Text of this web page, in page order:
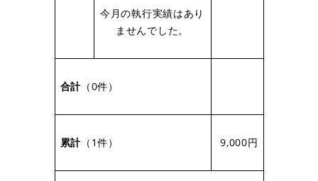
今月の執行実績はあり
ませんでした。
合計（0件）
累計（1件） 9,000円